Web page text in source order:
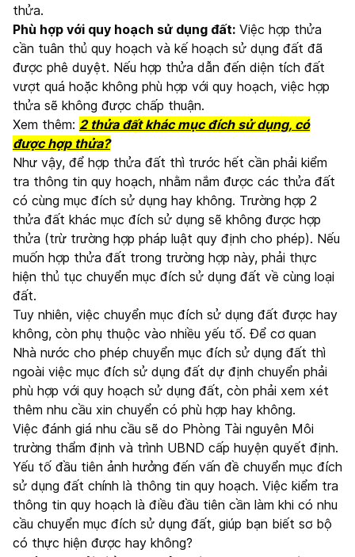
thửa.
Phù hợp với quy hoạch sử dụng đất: Việc hợp thửa
cần tuân thủ quy hoạch và kế hoạch sử dụng đất đã
được phê duyệt. Nếu hợp thửa dẫn đến diện tích đất
vượt quá hoặc không phù hợp với quy hoạch, việc hợp
thửa sẽ không được chấp thuận.
Xem thêm: 2 thửa đất khác mục đích sử dụng, có
được hợp thửa?
Như vậy, để hợp thửa đất thì trước hết cần phải kiểm
tra thông tin quy hoạch, nhằm nắm được các thửa đất
có cùng mục đích sử dụng hay không. Trường hợp 2
thửa đất khác mục đích sử dụng sẽ không được hợp
thửa (trừ trường hợp pháp luật quy định cho phép). Nếu
muốn hợp thửa đất trong trường hợp này, phải thực
hiện thủ tục chuyển mục đích sử dụng đất về cùng loại
đất.
Tuy nhiên, việc chuyển mục đích sử dụng đất được hay
không, còn phụ thuộc vào nhiều yếu tố. Để cơ quan
Nhà nước cho phép chuyển mục đích sử dụng đất thì
ngoài việc mục đích sử dụng đất dự định chuyển phải
phù hợp với quy hoạch sử dụng đất, còn phải xem xét
thêm nhu cầu xin chuyển có phù hợp hay không.
Việc đánh giá nhu cầu sẽ do Phòng Tài nguyên Môi
trường thẩm định và trình UBND cấp huyện quyết định.
Yếu tố đầu tiên ảnh hưởng đến vấn đề chuyển mục đích
sử dụng đất chính là thông tin quy hoạch. Việc kiểm tra
thông tin quy hoạch là điều đầu tiên cần làm khi có nhu
cầu chuyển mục đích sử dụng đất, giúp bạn biết sơ bộ
có thực hiện được hay không?